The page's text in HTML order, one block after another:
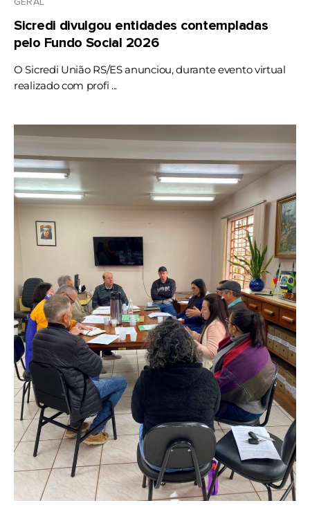
Sicredi divulgou entidades contempladas
pelo Fundo Social 2026
O Sicredi União RS/ES anunciou, durante evento virtual
realizado com profi ...